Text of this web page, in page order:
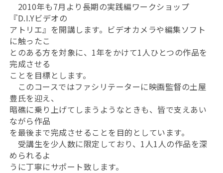
2010年も7月より長期の実践編ワークショップ
『D.I.Yビデオの
アトリエ』を開講します。ビデオカメラや編集ソフト
に触ったこ
とのある方を対象に、1年をかけて1人ひとつの作品を
完成させる
ことを目標とします。
このコースではファシリテーターに映画監督の土屋
豊氏を迎え、
暗礁に乗り上げてしまうようなときも、皆で支えあい
ながら作品
を最後まで完成させることを目的としています。
受講生を少人数に限定しており、1人1人の作品を深
められるよ
うに丁寧にサポート致します。